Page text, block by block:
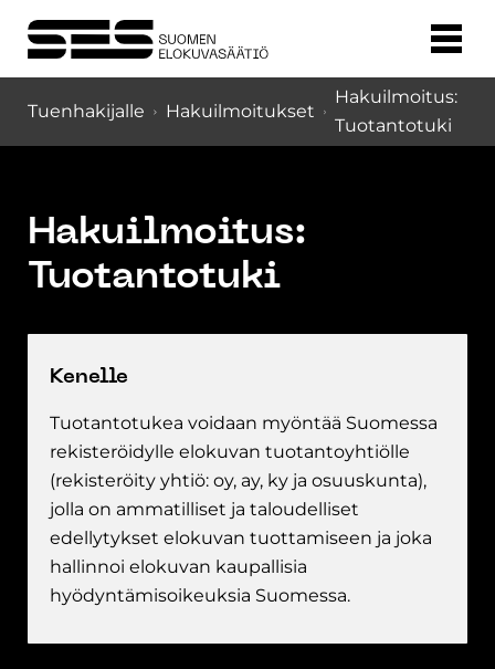
Tuenhakijalle Hakuilmoitukset
Hakuilmoitus:
Tuotantotuki
Hakuilmoitus:
Tuotantotuki
Kenelle
Tuotantotukea voidaan myöntää Suomessa
rekisteröidylle elokuvan tuotantoyhtiölle
(rekisteröity yhtiö: oy, ay, ky ja osuuskunta),
jolla on ammatilliset ja taloudelliset
edellytykset elokuvan tuottamiseen ja joka
hallinnoi elokuvan kaupallisia
hyödyntämisoikeuksia Suomessa.